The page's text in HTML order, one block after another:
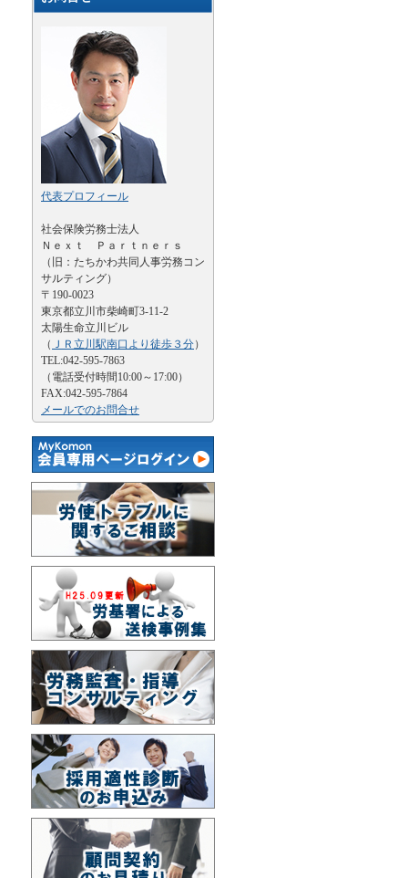
代表プロフィール
社会保険労務士法人
Ｎｅｘｔ Ｐａｒｔｎｅｒｓ
（旧：たちかわ共同人事労務コン
サルティング）
〒190-0023
東京都立川市柴崎町3-11-2
太陽生命立川ビル
（ ＪＲ立川駅南口より徒歩３分）
TEL:042-595-7863
（電話受付時間10:00～17:00）
FAX:042-595-7864
メールでのお問合せ